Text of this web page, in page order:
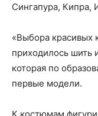
Сингапура, Кипра,
«Выбора красивых
приходилось шить
которая по
первые модели.
К костюмам